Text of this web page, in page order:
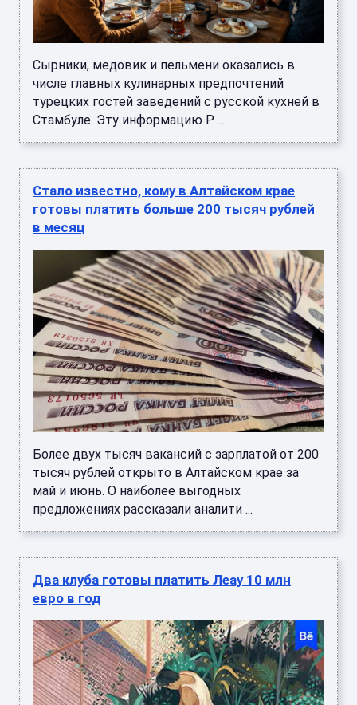
Сырники, медовик и пельмени оказались в
числе главных кулинарных предпочтений
турецких гостей заведений с русской кухней в
Стамбуле. Эту информацию Р ...
Стало известно, кому в Алтайском крае
готовы платить больше 200 тысяч рублей
в месяц
Более двух тысяч вакансий с зарплатой от 200
тысяч рублей открыто в Алтайском крае за
май и июнь. О наиболее выгодных
предложениях рассказали аналити ...
Два клуба готовы платить Леау 10 млн
евро в год